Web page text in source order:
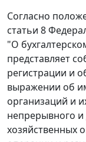
Согласно
статьи 8
"О
представляет
регистрации и
выражении об
организаций и
непрерывного и
хозяйственных